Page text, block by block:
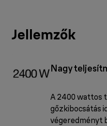
Jellemzők
Nagy
A 2400 wattos
gőzkibocsátás
végeredményt